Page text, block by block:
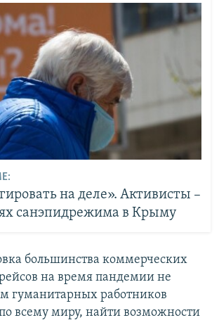
на деле». Активисты –
санэпидрежима в Крыму
большинства коммерческих
на время пандемии не
гуманитарных работников
всему миру, найти возможности